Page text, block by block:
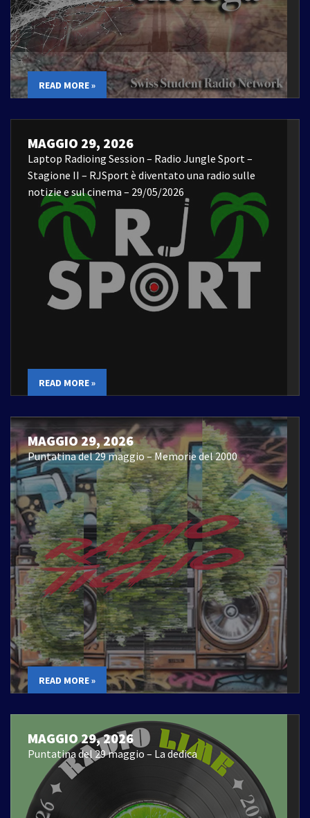
READ MORE »
MAGGIO 29, 2026
Laptop Radioing Session – Radio Jungle Sport –
Stagione II – RJSport è diventato una radio sulle
notizie e sul cinema – 29/05/2026
READ MORE »
MAGGIO 29, 2026
Puntatina del 29 maggio – Memorie del 2000
READ MORE »
MAGGIO 29, 2026
Puntatina del 29 maggio – La dedica